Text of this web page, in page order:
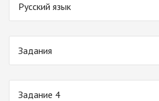
Русский язык
Задания
Задание 4